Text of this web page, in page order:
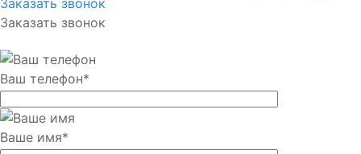
Заказать звонок
Заказать звонок
Ваш телефон*
Ваше имя*